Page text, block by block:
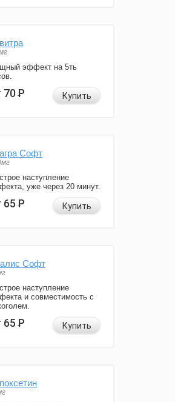
эффект на 5ть
70Р Купить
Софт
наступление
уже через 20 минут.
65Р Купить
Софт
наступление
и совместимость с
65Р Купить